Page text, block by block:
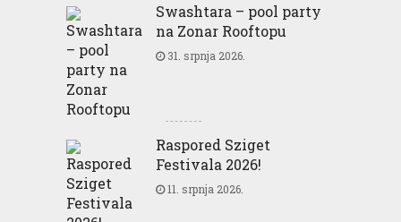
Swashtara – pool party
na Zonar Rooftopu
31. srpnja 2026.
Raspored Sziget
Festivala 2026!
11. srpnja 2026.